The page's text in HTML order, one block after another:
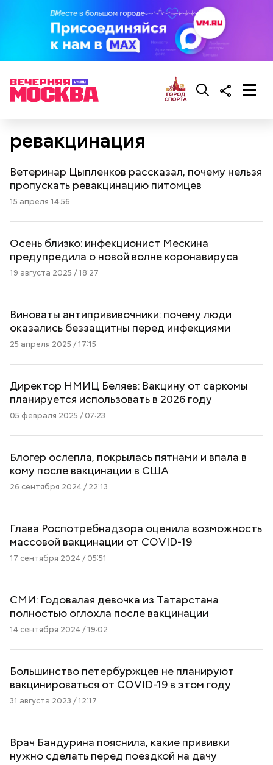
ревакцинация
Ветеринар Цыпленков рассказал, почему нельзя
пропускать ревакцинацию питомцев
15 апреля 14:56
Осень близко: инфекционист Мескина
предупредила о новой волне коронавируса
19 августа 2025 / 18:27
Виноваты антипрививочники: почему люди
оказались беззащитны перед инфекциями
25 апреля 2025 / 17:15
Директор НМИЦ Беляев: Вакцину от саркомы
планируется использовать в 2026 году
05 февраля 2025 / 07:23
Блогер ослепла, покрылась пятнами и впала в
кому после вакцинации в США
26 сентября 2024 / 22:13
Глава Роспотребнадзора оценила возможность
массовой вакцинации от COVID-19
17 сентября 2024 / 05:51
СМИ: Годовалая девочка из Татарстана
полностью оглохла после вакцинации
14 сентября 2024 / 19:02
Большинство петербуржцев не планируют
вакцинироваться от COVID-19 в этом году
31 августа 2023 / 12:17
Врач Бандурина пояснила, какие прививки
нужно сделать перед поездкой на дачу